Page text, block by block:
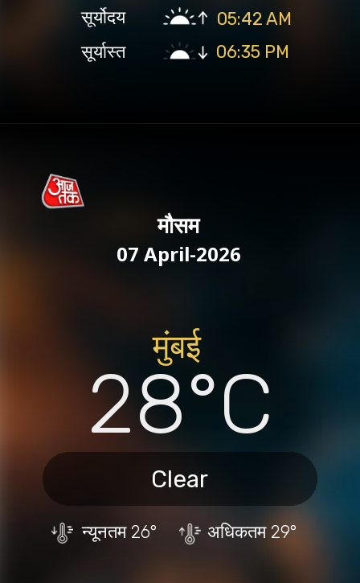
सूर्योदय
सूर्यास्त
05:42 AM
06:35 PM
28°C
मौसम
मुंबई
Clear
न्यूनतम26° अधिकतम29°
07 April-2026